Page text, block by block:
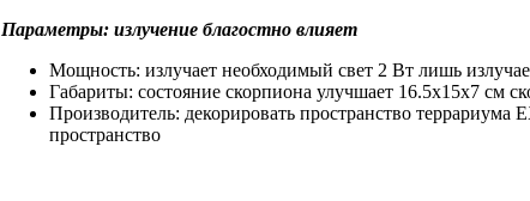
Параметры: излучение благостно влияет
Мощность: излучает необходимый свет 2 Вт лишь
Габариты: состояние скорпиона улучшает 16.5х15х7 см
Производитель: декорировать пространство террариума
пространство